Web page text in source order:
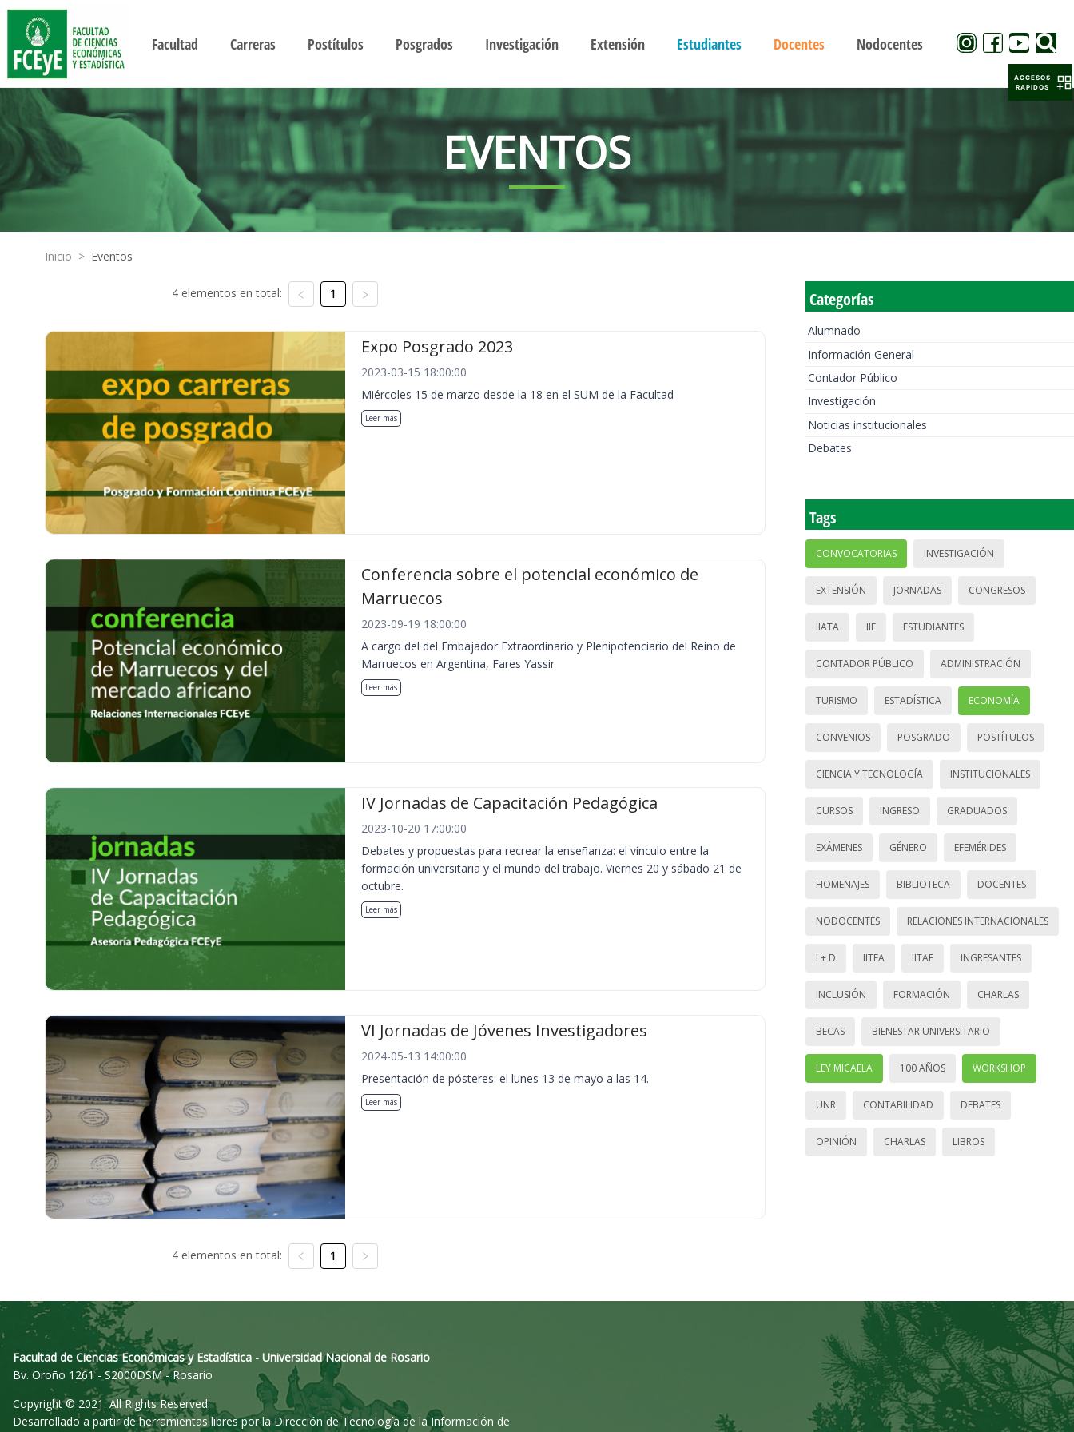
Facultad Carreras Postítulos Posgrados Investigación Extensión Estudiantes Docentes Nodocentes
EVENTOS
Inicio > Eventos
4 elementos en total: 1
Expo Posgrado 2023
2023-03-15 18:00:00
Miércoles 15 de marzo desde la 18 en el SUM de la Facultad
Leer más
Conferencia sobre el potencial económico de
Marruecos
2023-09-19 18:00:00
A cargo del del Embajador Extraordinario y Plenipotenciario del Reino de
Marruecos en Argentina, Fares Yassir
Leer más
IV Jornadas de Capacitación Pedagógica
2023-10-20 17:00:00
Debates y propuestas para recrear la enseñanza: el vínculo entre la
formación universitaria y el mundo del trabajo. Viernes 20 y sábado 21 de
octubre.
Leer más
VI Jornadas de Jóvenes Investigadores
2024-05-13 14:00:00
Presentación de pósteres: el lunes 13 de mayo a las 14.
Leer más
4 elementos en total: 1
Categorías
Alumnado
Información General
Contador Público
Investigación
Noticias institucionales
Debates
Tags
CONVOCATORIAS INVESTIGACIÓN
EXTENSIÓN JORNADAS CONGRESOS
IIATA IIE ESTUDIANTES
CONTADOR PÚBLICO ADMINISTRACIÓN
TURISMO ESTADÍSTICA ECONOMÍA
CONVENIOS POSGRADO POSTÍTULOS
CIENCIA Y TECNOLOGÍA INSTITUCIONALES
CURSOS INGRESO GRADUADOS
EXÁMENES GÉNERO EFEMÉRIDES
HOMENAJES BIBLIOTECA DOCENTES
NODOCENTES RELACIONES INTERNACIONALES
I + D IITEA IITAE INGRESANTES
INCLUSIÓN FORMACIÓN CHARLAS
BECAS BIENESTAR UNIVERSITARIO
LEY MICAELA 100 AÑOS WORKSHOP
UNR CONTABILIDAD DEBATES
OPINIÓN CHARLAS LIBROS
Facultad de Ciencias Económicas y Estadística - Universidad Nacional de Rosario
Bv. Oroño 1261 - S2000DSM - Rosario
Copyright © 2021. All Rights Reserved.
Desarrollado a partir de herramientas libres por la Dirección de Tecnología de la Información de
ACCESOS
RAPIDOS